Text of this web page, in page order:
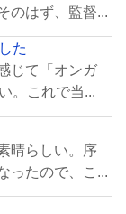
のはず、監督...
た
じて「オンガ
。これで当...
晴らしい。序
ったので、こ...